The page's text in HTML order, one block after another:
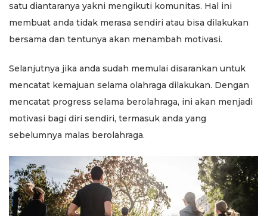
satu diantaranya yakni mengikuti komunitas. Hal ini
membuat anda tidak merasa sendiri atau bisa dilakukan
bersama dan tentunya akan menambah motivasi.
Selanjutnya jika anda sudah memulai disarankan untuk
mencatat kemajuan selama olahraga dilakukan. Dengan
mencatat progress selama berolahraga, ini akan menjadi
motivasi bagi diri sendiri, termasuk anda yang
sebelumnya malas berolahraga.